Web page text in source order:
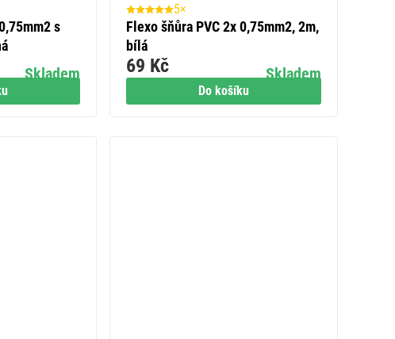
s
Skladem
Do košíku
5×
Flexo šňůra PVC 2x 0,75mm2, 2m,
bílá
Skladem
69 Kč